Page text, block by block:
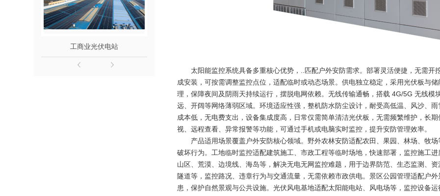
工商业光伏电站
太阳能监控系统具备多重核心优势，..匹配户外安防需求。部署灵活便捷，无需
成安装，可按需调整监控点位，适配临时或动态场景。供电独立稳定，采用光伏板与
理，保障夜间及阴雨天持续运行，摆脱电网依赖。无线传输通畅，搭载 4G/5G 无线
远、开阔等网络薄弱区域。环境适应性强，整机防水防尘设计，耐受高低温、风沙、
成本低，无电费支出，设备集成度高，日常仅需简单清洁光伏板，无需频繁维护，长
视、远程查看、异常报警等功能，可通过手机或电脑实时监控，提升安防管理效率。
产品适用场景覆盖户外安防核心领域。野外农林安防适配农田、果园、林场、牧
破坏行为。工地临时监控适配建筑施工、市政工程等临时场地，快速部署，监控施工
山区、荒漠、边境线、海岛等，解决无电无网监控难题，用于边界防范、生态监测、
隧道等，监控路况、违章行为与交通流量，无需依赖市政供电。景区公园管理适配户
患，保护自然景观与公共设施。光伏风电基地适配太阳能电站、风电场等，监控设备